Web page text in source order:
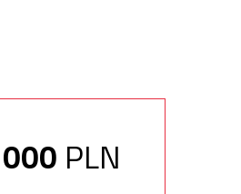
000 PLN